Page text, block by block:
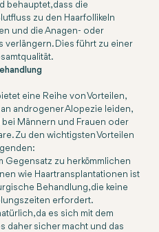
behauptet, dass die
zu den Haarfollikeln
und die Anagen- oder
verlängern. Dies führt zu einer
eine Reihe von Vorteilen,
androgener Alopezie leiden,
bei Männern und Frauen oder
Zu den wichtigsten Vorteilen
Gegensatz zu herkömmlichen
wie Haartransplantationen ist
Behandlung, die keine
erfordert.
da es sich mit dem
daher sicher macht und das